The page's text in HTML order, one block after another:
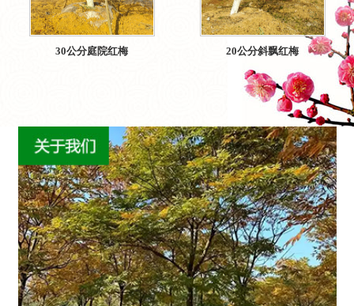
30公分庭院红梅 20公分斜飘红梅